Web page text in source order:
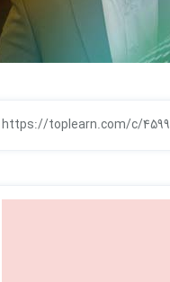
https://toplearn.com/c/4599